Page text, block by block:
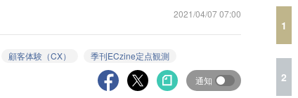
2021/04/07 07:00
顧客体験（CX） 季刊ECzine定点観測
通知
1
2